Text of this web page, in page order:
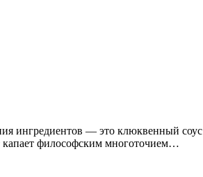
ингредиентов — это клюквенный
капает философским многоточием…